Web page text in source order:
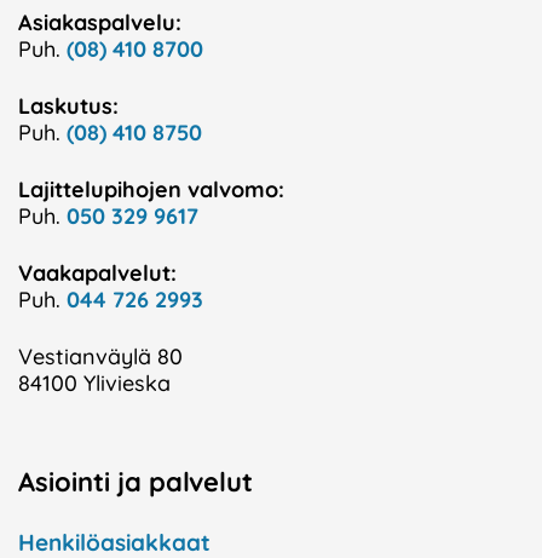
Asiakaspalvelu:
Puh. (08) 410 8700
Laskutus:
Puh. (08) 410 8750
Lajittelupihojen valvomo:
Puh. 050 329 9617
Vaakapalvelut:
Puh. 044 726 2993
Vestianväylä 80
84100 Ylivieska
Asiointi ja palvelut
Henkilöasiakkaat